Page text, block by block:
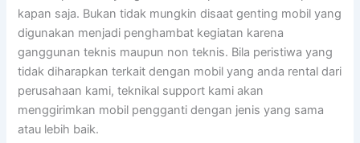
kapan saja. Bukan tidak mungkin disaat genting mobil yang
digunakan menjadi penghambat kegiatan karena
ganggunan teknis maupun non teknis. Bila peristiwa yang
tidak diharapkan terkait dengan mobil yang anda rental dari
perusahaan kami, teknikal support kami akan
menggirimkan mobil pengganti dengan jenis yang sama
atau lebih baik.